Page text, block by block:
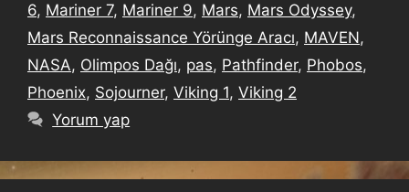
6, Mariner 7, Mariner 9, Mars, Mars Odyssey,
Mars Reconnaissance Yörünge Aracı, MAVEN,
NASA, Olimpos Dağı, pas, Pathfinder, Phobos,
Phoenix, Sojourner, Viking 1, Viking 2
Yorum yap